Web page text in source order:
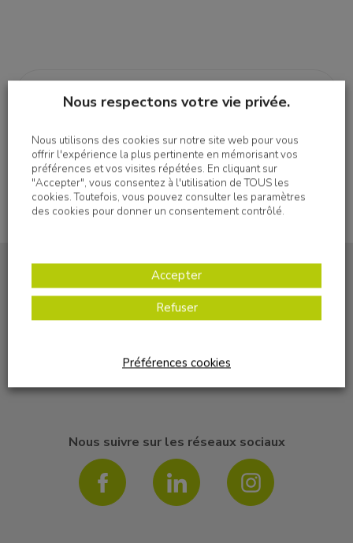
S'inscrire à la newsletter
Nous suivre sur les réseaux sociaux
Nous respectons votre vie privée.
Nous utilisons des cookies sur notre site web pour vous
offrir l'expérience la plus pertinente en mémorisant vos
préférences et vos visites répétées. En cliquant sur
"Accepter", vous consentez à l'utilisation de TOUS les
cookies. Toutefois, vous pouvez consulter les paramètres
des cookies pour donner un consentement contrôlé.
Accepter
Refuser
Préférences cookies